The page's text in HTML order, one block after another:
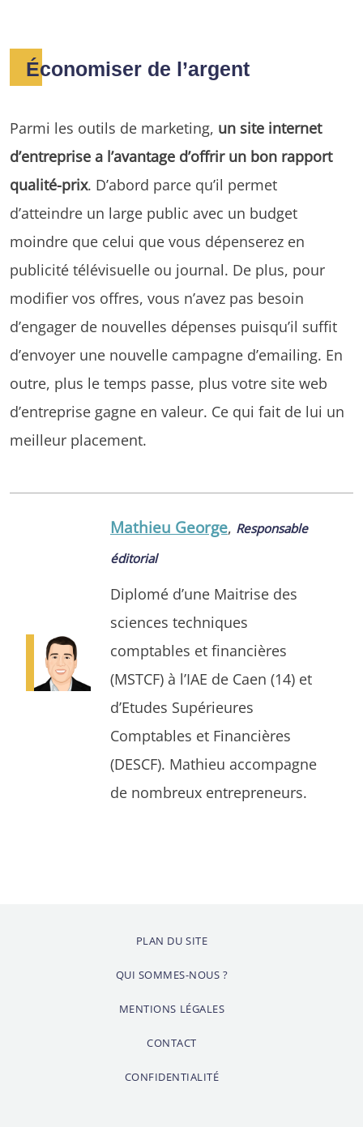
Économiser de l’argent
Parmi les outils de marketing, un site internet
d’entreprise a l’avantage d’offrir un bon rapport
qualité-prix. D’abord parce qu’il permet
d’atteindre un large public avec un budget
moindre que celui que vous dépenserez en
publicité télévisuelle ou journal. De plus, pour
modifier vos offres, vous n’avez pas besoin
d’engager de nouvelles dépenses puisqu’il suffit
d’envoyer une nouvelle campagne d’emailing. En
outre, plus le temps passe, plus votre site web
d’entreprise gagne en valeur. Ce qui fait de lui un
meilleur placement.
Mathieu George, Responsable
éditorial
Diplomé d’une Maitrise des
sciences techniques
comptables et financières
(MSTCF) à l’IAE de Caen (14) et
d’Etudes Supérieures
Comptables et Financières
(DESCF). Mathieu accompagne
de nombreux entrepreneurs.
PLAN DU SITE
QUI SOMMES-NOUS ?
MENTIONS LÉGALES
CONTACT
CONFIDENTIALITÉ